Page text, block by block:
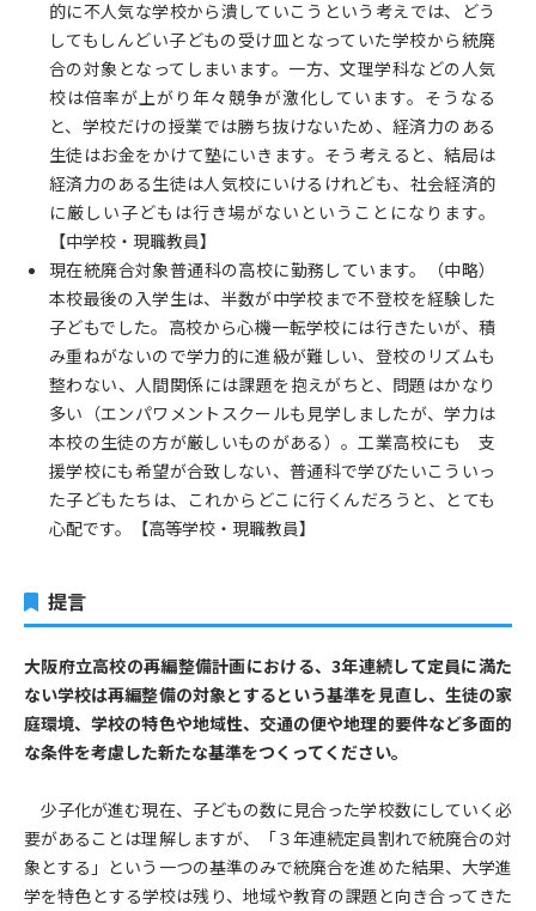
的に不人気な学校から潰していこうという考えでは、どう
してもしんどい子どもの受け皿となっていた学校から統廃
合の対象となってしまいます。一方、文理学科などの人気
校は倍率が上がり年々競争が激化しています。そうなる
と、学校だけの授業では勝ち抜けないため、経済力のある
生徒はお金をかけて塾にいきます。そう考えると、結局は
経済力のある生徒は人気校にいけるけれども、社会経済的
に厳しい子どもは行き場がないということになります。
【中学校・現職教員】
現在統廃合対象普通科の高校に勤務しています。（中略）
本校最後の入学生は、半数が中学校まで不登校を経験した
子どもでした。高校から心機一転学校には行きたいが、積
み重ねがないので学力的に進級が難しい、登校のリズムも
整わない、人間関係には課題を抱えがちと、問題はかなり
多い（エンパワメントスクールも見学しましたが、学力は
本校の生徒の方が厳しいものがある）。工業高校にも 支
援学校にも希望が合致しない、普通科で学びたいこういっ
た子どもたちは、これからどこに行くんだろうと、とても
心配です。【高等学校・現職教員】
提言
大阪府立高校の再編整備計画における、3年連続して定員に満た
ない学校は再編整備の対象とするという基準を見直し、生徒の家
庭環境、学校の特色や地域性、交通の便や地理的要件など多面的
な条件を考慮した新たな基準をつくってください。
少子化が進む現在、子どもの数に見合った学校数にしていく必
要があることは理解しますが、「３年連続定員割れで統廃合の対
象とする」という一つの基準のみで統廃合を進めた結果、大学進
学を特色とする学校は残り、地域や教育の課題と向き合ってきた